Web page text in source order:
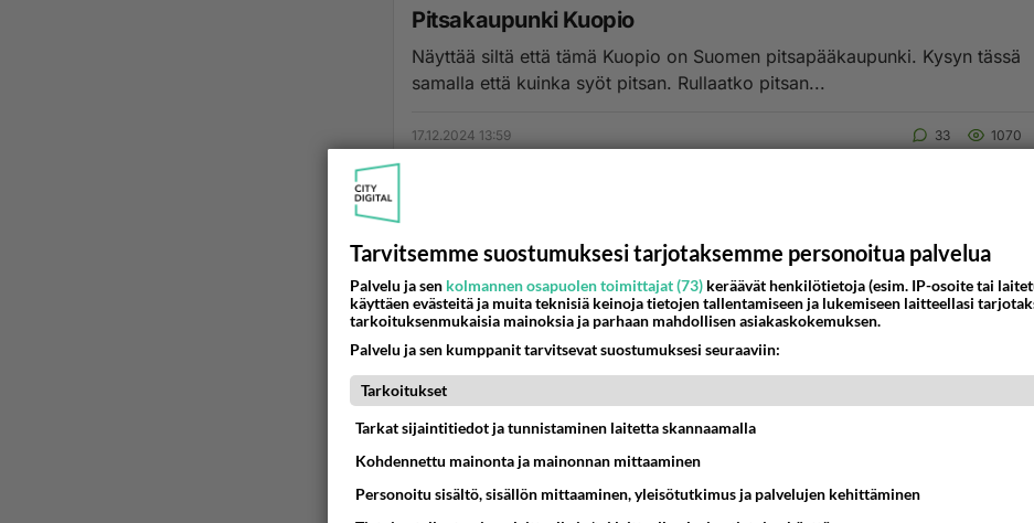
Pitsakaupunki Kuopio
Näyttää siltä että tämä Kuopio on Suomen pitsapääkaupunki. Kysyn tässä
samalla että kuinka syöt pitsan. Rullaatko pitsan...
17.12.2024 13:59 33 1070
Tarvitsemme suostumuksesi tarjotaksemme personoitua palvelua
Palvelu ja sen kolmannen osapuolen toimittajat (73) keräävät henkilötietoja (esim. IP-osoite tai
käyttäen evästeitä ja muita teknisiä keinoja tietojen tallentamiseen ja lukemiseen laitteellasi
tarkoituksenmukaisia mainoksia ja parhaan mahdollisen asiakaskokemuksen.
Palvelu ja sen kumppanit tarvitsevat suostumuksesi seuraaviin:
Tarkoitukset
Tarkat sijaintitiedot ja tunnistaminen laitetta skannaamalla
Kohdennettu mainonta ja mainonnan mittaaminen
Personoitu sisältö, sisällön mittaaminen, yleisötutkimus ja palvelujen kehittäminen